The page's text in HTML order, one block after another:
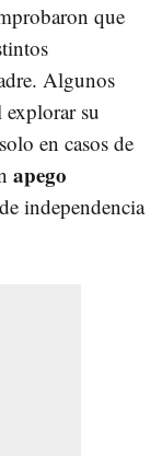
que
Algunos
explorar su
en casos de
apego
independencia